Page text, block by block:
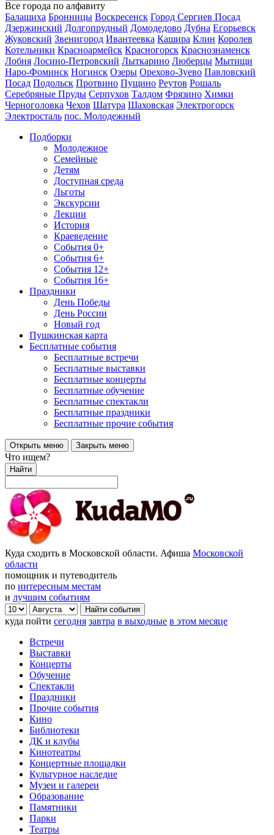
Все города по алфавиту
Балашиха Бронницы Воскресенск Город Сергиев Посад
Дзержинский Долгопрудный Домодедово Дубна Егорьевск
Жуковский Звенигород Ивантеевка Кашира Клин Королев
Котельники Красноармейск Красногорск Краснознаменск
Лобня Лосино-Петровский Лыткарино Люберцы Мытищи
Наро-Фоминск Ногинск Озеры Орехово-Зуево Павловский
Посад Подольск Протвино Пущино Реутов Рошаль
Серебряные Пруды Серпухов Талдом Фрязино Химки
Черноголовка Чехов Шатура Шаховская Электрогорск
Электросталь пос. Молодежный
Подборки
Молодежное
Семейные
Детям
Доступная среда
Льготы
Экскурсии
Лекции
История
Краеведение
События 0+
События 6+
События 12+
События 16+
Праздники
День Победы
День России
Новый год
Пушкинская карта
Бесплатные события
Бесплатные встречи
Бесплатные выставки
Бесплатные концерты
Бесплатные обучение
Бесплатные спектакли
Бесплатные праздники
Бесплатные прочие события
Открыть меню Закрыть меню
Что ищем?
Найти
Куда сходить в Московской области. Афиша Московской
области
помощник и путеводитель
по интересным местам
и лучшим событиям
куда пойти сегодня завтра в выходные в этом месяце
Встречи
Выставки
Концерты
Обучение
Спектакли
Праздники
Прочие события
Кино
Библиотеки
ДК и клубы
Кинотеатры
Концертные площадки
Культурное наследие
Музеи и галереи
Образование
Памятники
Парки
Театры